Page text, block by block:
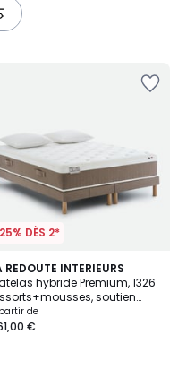
DÈS 2*
REDOUTE INTERIEURS
hybride Premium, 1326
soutien
accueil équilibré
de
€